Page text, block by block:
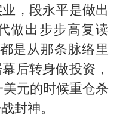
，段永平是做出
做出步步高复读
是从那条脉络里
后转身做投资，
元的时候重仓杀
封神。